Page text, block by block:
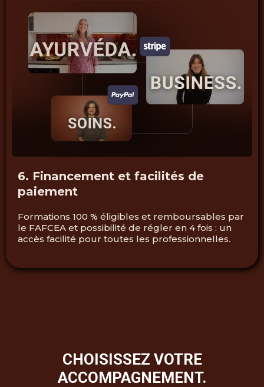
6. Financement et facilités de
paiement
Formations 100 % éligibles et remboursables par
le FAFCEA et possibilité de régler en 4 fois : un
accès facilité pour toutes les professionnelles.
CHOISISSEZ VOTRE
ACCOMPAGNEMENT.